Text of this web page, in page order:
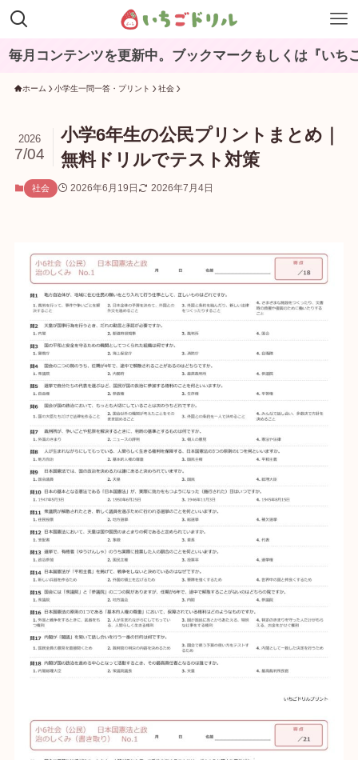
ンテンツを更新中。ブックマークもしくは『いちごドリ
ホーム 小学生一問一答・プリント 社会
小学6年生の公民プリントまとめ｜
無料ドリルでテスト対策
2026
7/04
社会 2026年6月19日 2026年7月4日